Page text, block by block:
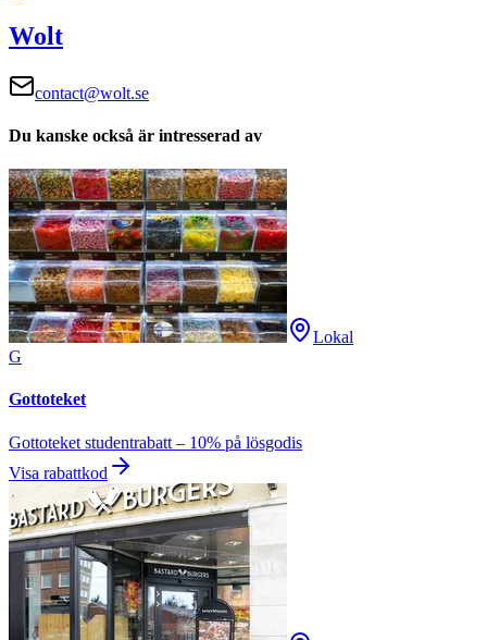
Wolt
contact@wolt.se
Du kanske också är intresserad av
Lokal
G
Gottoteket
Gottoteket studentrabatt – 10% på lösgodis
Visa rabattkod